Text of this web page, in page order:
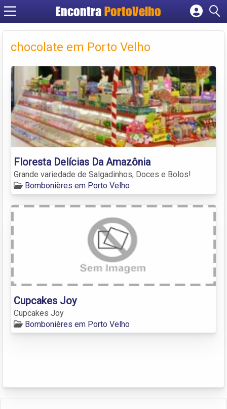
EncontraPortoVelho
Cadastrar empresa
Criar conta
chocolate em Porto Velho
Floresta Delícias Da Amazônia
Grande variedade de Salgadinhos, Doces e Bolos!
Bombonières em Porto Velho
Cupcakes Joy
Cupcakes Joy
Bombonières em Porto Velho